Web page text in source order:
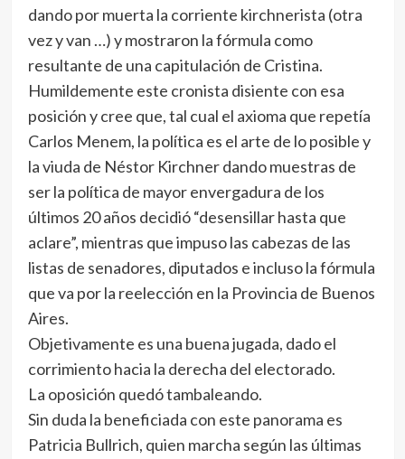
dando por muerta la corriente kirchnerista (otra
vez y van …) y mostraron la fórmula como
resultante de una capitulación de Cristina.
Humildemente este cronista disiente con esa
posición y cree que, tal cual el axioma que repetía
Carlos Menem, la política es el arte de lo posible y
la viuda de Néstor Kirchner dando muestras de
ser la política de mayor envergadura de los
últimos 20 años decidió “desensillar hasta que
aclare”, mientras que impuso las cabezas de las
listas de senadores, diputados e incluso la fórmula
que va por la reelección en la Provincia de Buenos
Aires.
Objetivamente es una buena jugada, dado el
corrimiento hacia la derecha del electorado.
La oposición quedó tambaleando.
Sin duda la beneficiada con este panorama es
Patricia Bullrich, quien marcha según las últimas